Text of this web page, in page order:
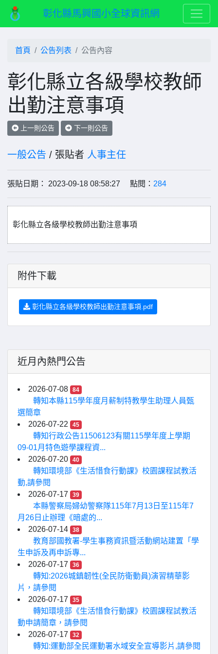
彰化縣馬興國小全球資訊網
首頁 公告列表 公告內容
彰化縣立各級學校教師
出勤注意事項
上一則公告 下一則公告
一般公告 / 張貼者 人事主任
張貼日期： 2023-09-18 08:58:27 點閱： 284
彰化縣立各級學校教師出勤注意事項
附件下載
彰化縣立各級學校教師出勤注意事項.pdf
近月內熱門公告
2026-07-08 84
轉知本縣115學年度月薪制特教學生助理人員甄
選簡章
2026-07-22
45
轉知行政公告11506123有關115學年度上學期
09-01月特色遊學課程資...
2026-07-20
40
轉知環境部《生活惜食行動課》校園課程試教活
動,請參閱
2026-07-17
39
本縣警察局婦幼警察隊115年7月13日至115年7
月26日止辦理《暗處的...
2026-07-14
38
教育部國教署-學生事務資訊暨活動網站建置「學
生申訴及再申訴專...
2026-07-17
36
轉知:2026城鎮韌性(全民防衛動員)演習精華影
片，請參閱
2026-07-17
35
轉知環境部《生活惜食行動課》校園課程試教活
動申請簡章，請參閱
2026-07-17
32
轉知:運動部全民運動署水域安全宣導影片,請參閱